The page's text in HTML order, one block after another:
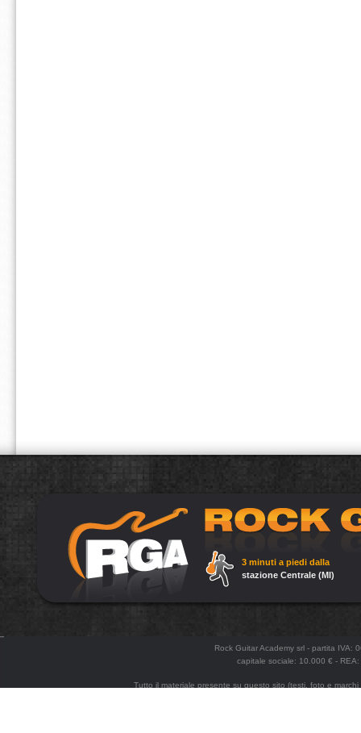
3 minuti a piedi dalla
stazione Centrale (MI)
Rock Guitar Academy srl - partita
capitale sociale: 10.000 € -
Tutto il materiale presente su questo sito (testi, foto e